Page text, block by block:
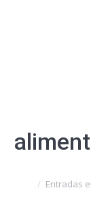
Entradas